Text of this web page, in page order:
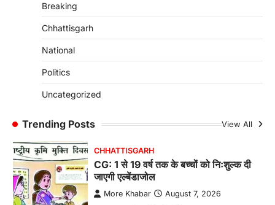
Breaking
Chhattisgarh
National
Politics
Uncategorized
Trending Posts View All
जशपुर जिले की 5 माह की मासूम…
CG: छिपली की दीदियों का कमाल, बकरी
बनाने की दिशा में जिले के नगरी…
CHHATTISGARH
CG: 1 से 19 वर्ष तक के बच्चों को निःशुल्क दी
जाएगी एल्बेंडाजोल
More Khabar August 7, 2026